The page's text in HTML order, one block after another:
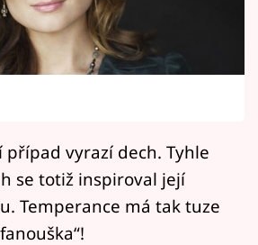
Karlovy Vary
případ vyrazí dech. Tyhle
se totiž inspiroval její
Temperance má tak tuze